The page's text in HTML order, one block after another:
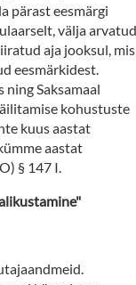
pärast eesmärgi
välja arvatud
aja jooksul, mis
eesmärkidest.
Saksamaal
kohustuste
kuus aastat
aastat
§ 147 I.